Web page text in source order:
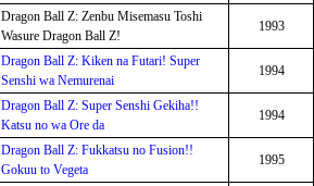
Dragon Ball Z: Zenbu Misemasu Toshi
Wasure Dragon Ball Z!
1993
Dragon Ball Z: Kiken na Futari! Super
Senshi wa Nemurenai
1994
Dragon Ball Z: Super Senshi Gekiha!!
Katsu no wa Ore da
1994
Dragon Ball Z: Fukkatsu no Fusion!!
Gokuu to Vegeta
1995